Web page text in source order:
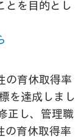
とを目的とし
の育休取得率
を達成しまし
正し、管理職
の育休取得率